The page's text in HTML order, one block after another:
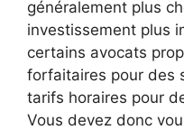
généralement plus
investissement plus
certains avocats
forfaitaires pour des
tarifs horaires pour
Vous devez donc